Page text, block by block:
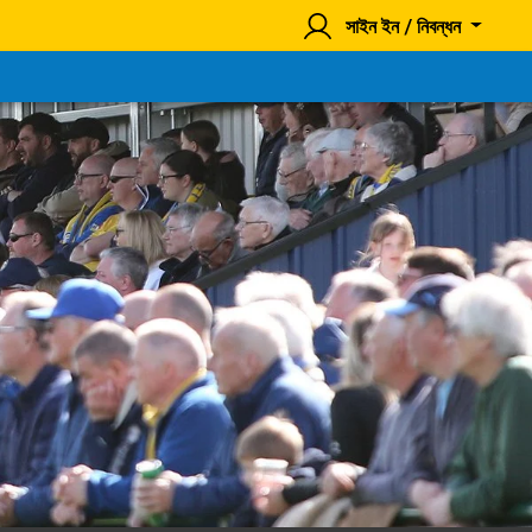
সাইন ইন / নিবন্ধন